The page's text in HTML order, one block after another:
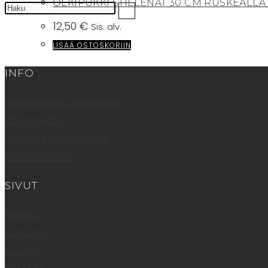
OLKIPUKKI STILLENAT 30 CM
12,50 € Sis. alv.
LISÄÄ OSTOSKORIIN
INFO
SIVUT